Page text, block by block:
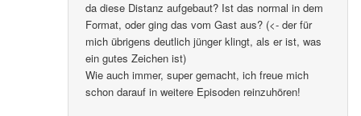
da diese Distanz aufgebaut? Ist das normal in dem
Format, oder ging das vom Gast aus? (<- der für
mich übrigens deutlich jünger klingt, als er ist, was
ein gutes Zeichen ist)
Wie auch immer, super gemacht, ich freue mich
schon darauf in weitere Episoden reinzuhören!